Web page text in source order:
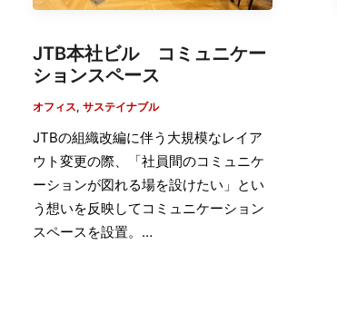
JTB本社ビル コミュニケー
ションスペース
オフィス, サステイナブル
JTBの組織改編に伴う大規模なレイア
ウト変更の際、「社員間のコミュニケ
ーションが図れる場を設けたい」とい
う想いを反映してコミュニケーション
スペースを設置。…